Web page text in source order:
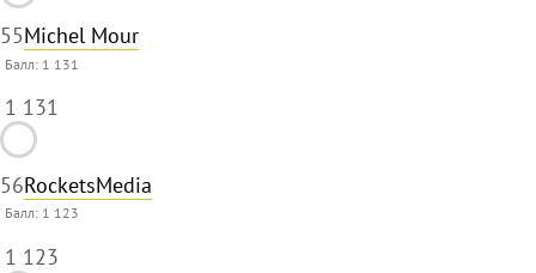
55Michel Mour
Балл: 1 131
1 131
56RocketsMedia
Балл: 1 123
1 123